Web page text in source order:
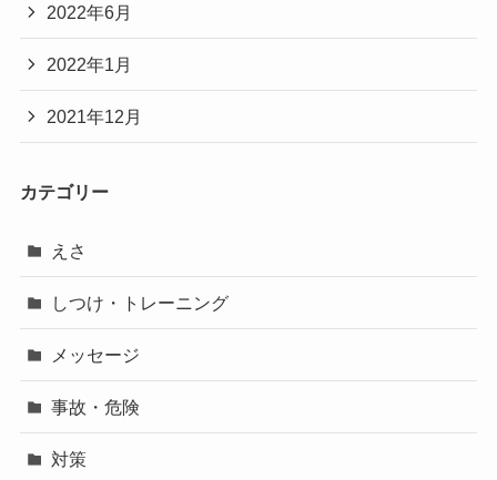
2022年6月
2022年1月
2021年12月
カテゴリー
えさ
しつけ・トレーニング
メッセージ
事故・危険
対策